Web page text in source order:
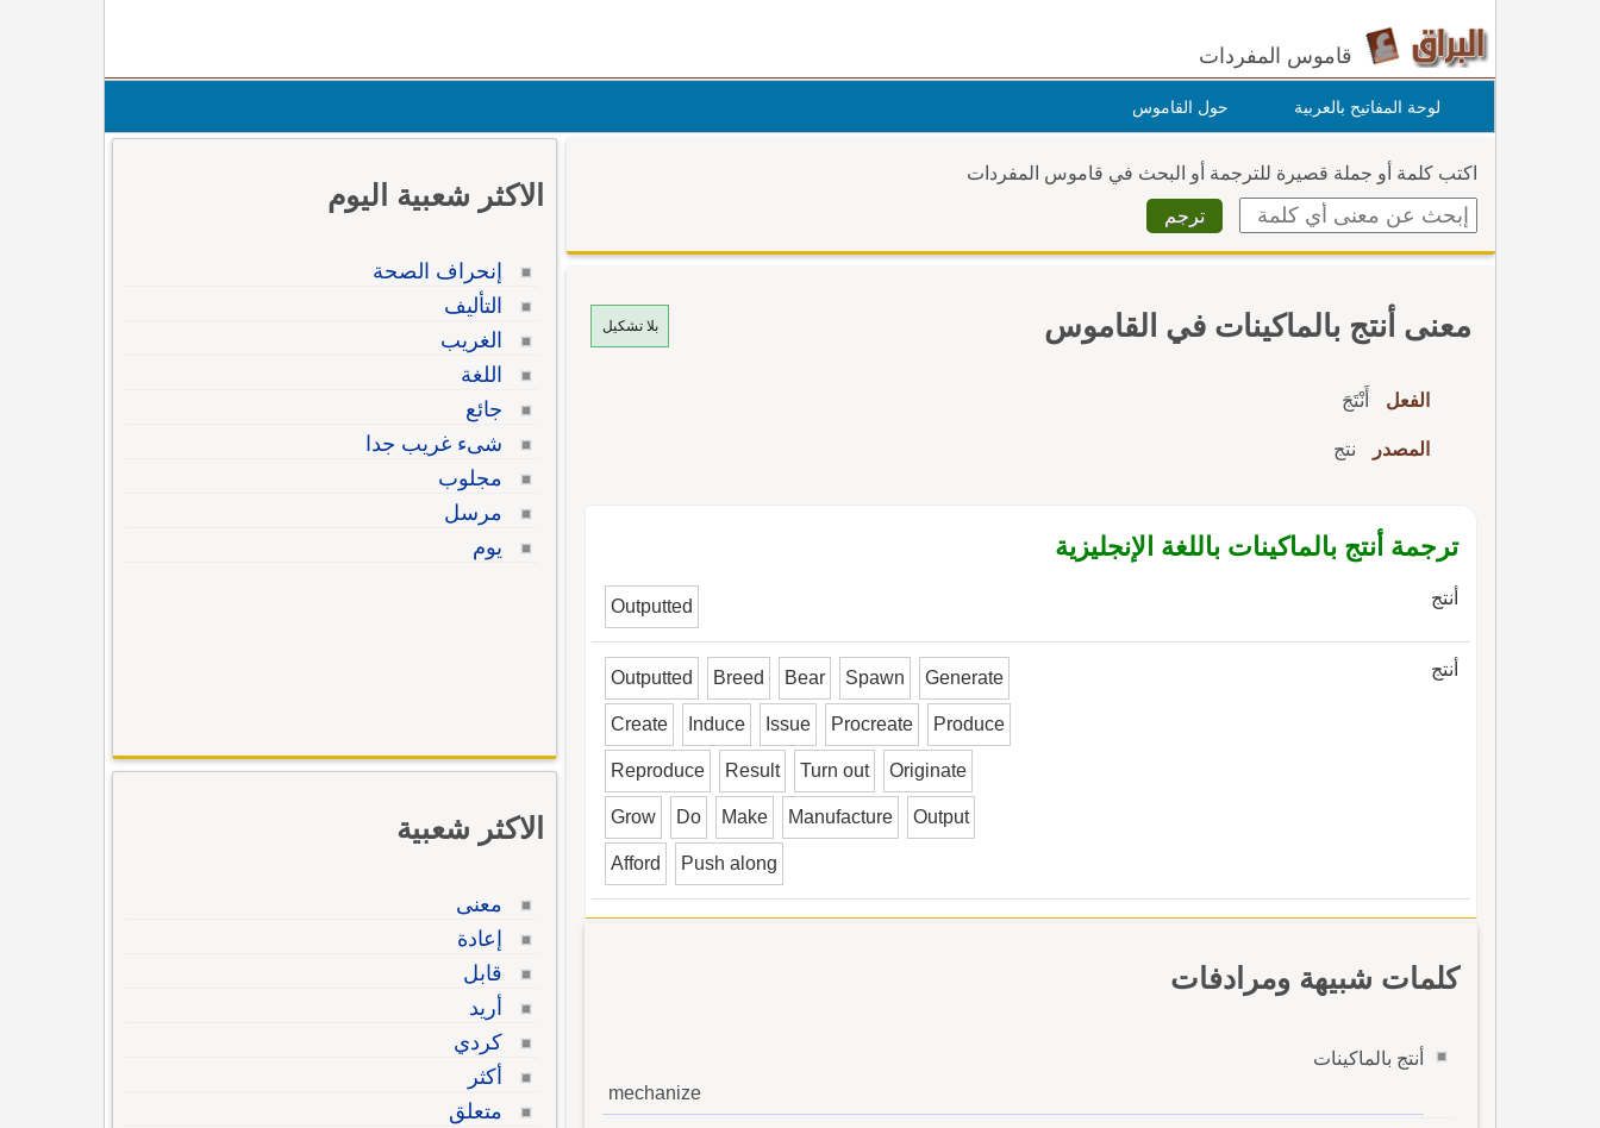
قاموس المفردات
لوحة المفاتيح بالعربية حول القاموس
اكتب كلمة أو جملة قصيرة للترجمة أو البحث في قاموس المفردات
بلا تشكيل معنى أنتج بالماكينات في القاموس
الفعل أَنْتَجَ
المصدر نتج
ترجمة أنتج بالماكينات باللغة الإنجليزية
أنتج Outputted
أنتج Outputted Breed Bear Spawn Generate
Create Induce Issue Procreate Produce
Reproduce Result Turn out Originate
Grow Do Make Manufacture Output
Afford Push along
كلمات شبيهة ومرادفات
أنتج بالماكينات
mechanize
الاكثر شعبية اليوم
إنحراف الصحة
التأليف
الغريب
اللغة
جائع
شىء غريب جدا
مجلوب
مرسل
يوم
الاكثر شعبية
معنى
إعادة
قابل
أريد
كردي
أكثر
متعلق